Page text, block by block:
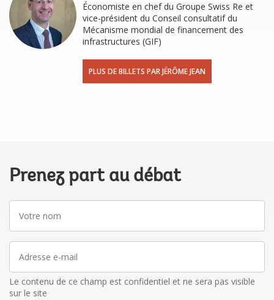
Économiste en chef du Groupe Swiss Re et
vice-président du Conseil consultatif du
Mécanisme mondial de financement des
infrastructures (GIF)
PLUS DE BILLETS PAR JÉRÔME JEAN
Prenez part au débat
nom
mail
Le contenu de ce champ est confidentiel et ne sera pas visible
sur le site